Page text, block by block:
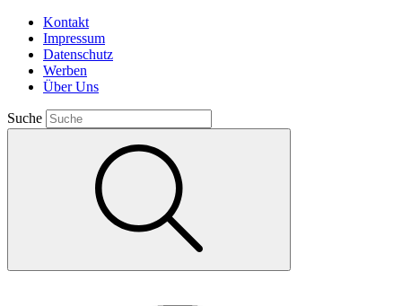
Kontakt
Impressum
Datenschutz
Werben
Über Uns
Suche